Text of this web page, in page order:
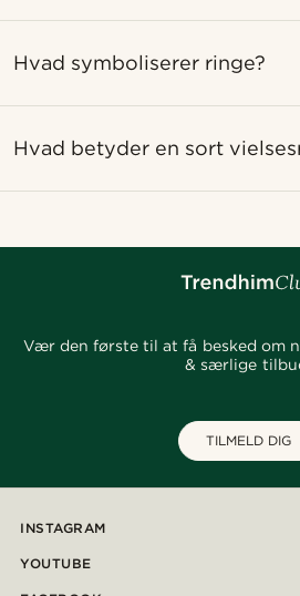
Hvad symboliserer ringe?
Hvad betyder en sort
Vær den første til at få besked om
& særlige
TILMELD DIG
INSTAGRAM
YOUTUBE